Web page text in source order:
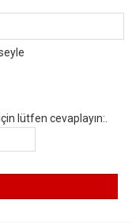
lütfen cevaplayın:.